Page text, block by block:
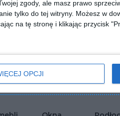
zgody, ale masz prawo
tylko do tej witryny. Możesz w
na tę stronę i klikając przycisk
OPCJI
3d na ścianie i z
drewna